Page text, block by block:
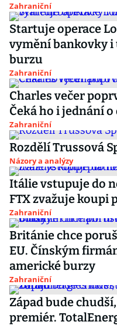
Zahraniční
Startuje operace
vymění bankovky
burzu
Zahraniční
Charles večer
Čeká ho i jednání
Zahraniční
Rozdělí Trussová
Názory a analýzy
Itálie vstupuje do
FTX zvažuje koupi
Zahraniční
Británie chce
EU. Čínským
americké burzy
Zahraniční
Západ bude
premiér.